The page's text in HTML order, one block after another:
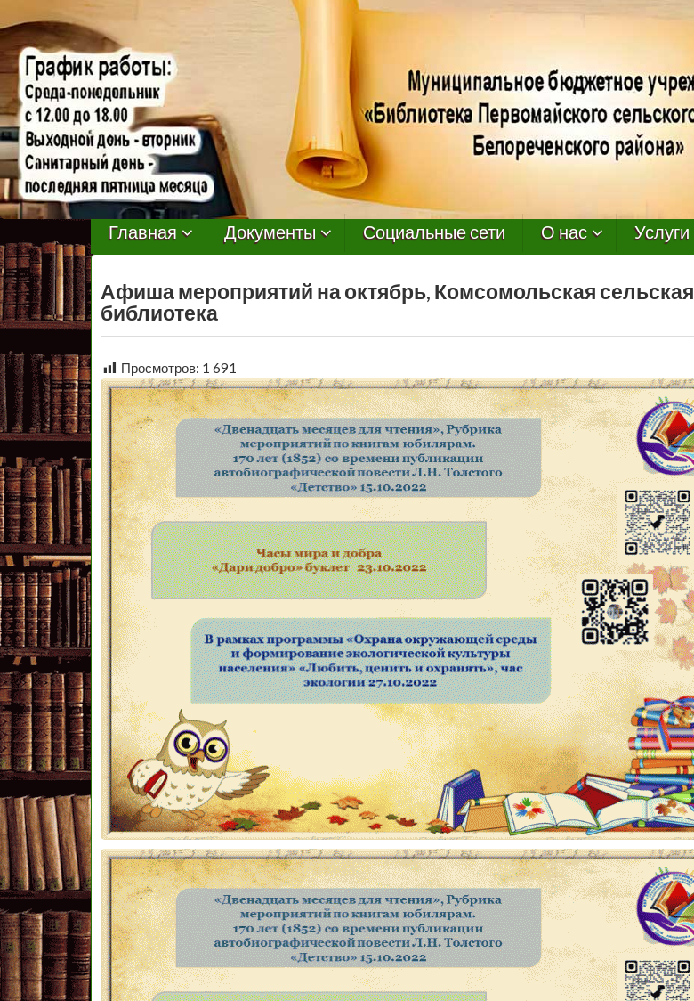
МБУ
Библиотека
Первомайского
Сельского
Поселения
Главная Документы Социальные сети О нас Услуги
Афиша мероприятий на октябрь, Комсомольская сельская
библиотека
Просмотров: 1 691